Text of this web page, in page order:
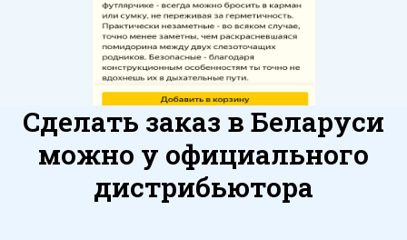
Сделать заказ в Беларуси
можно у официального
дистрибьютора